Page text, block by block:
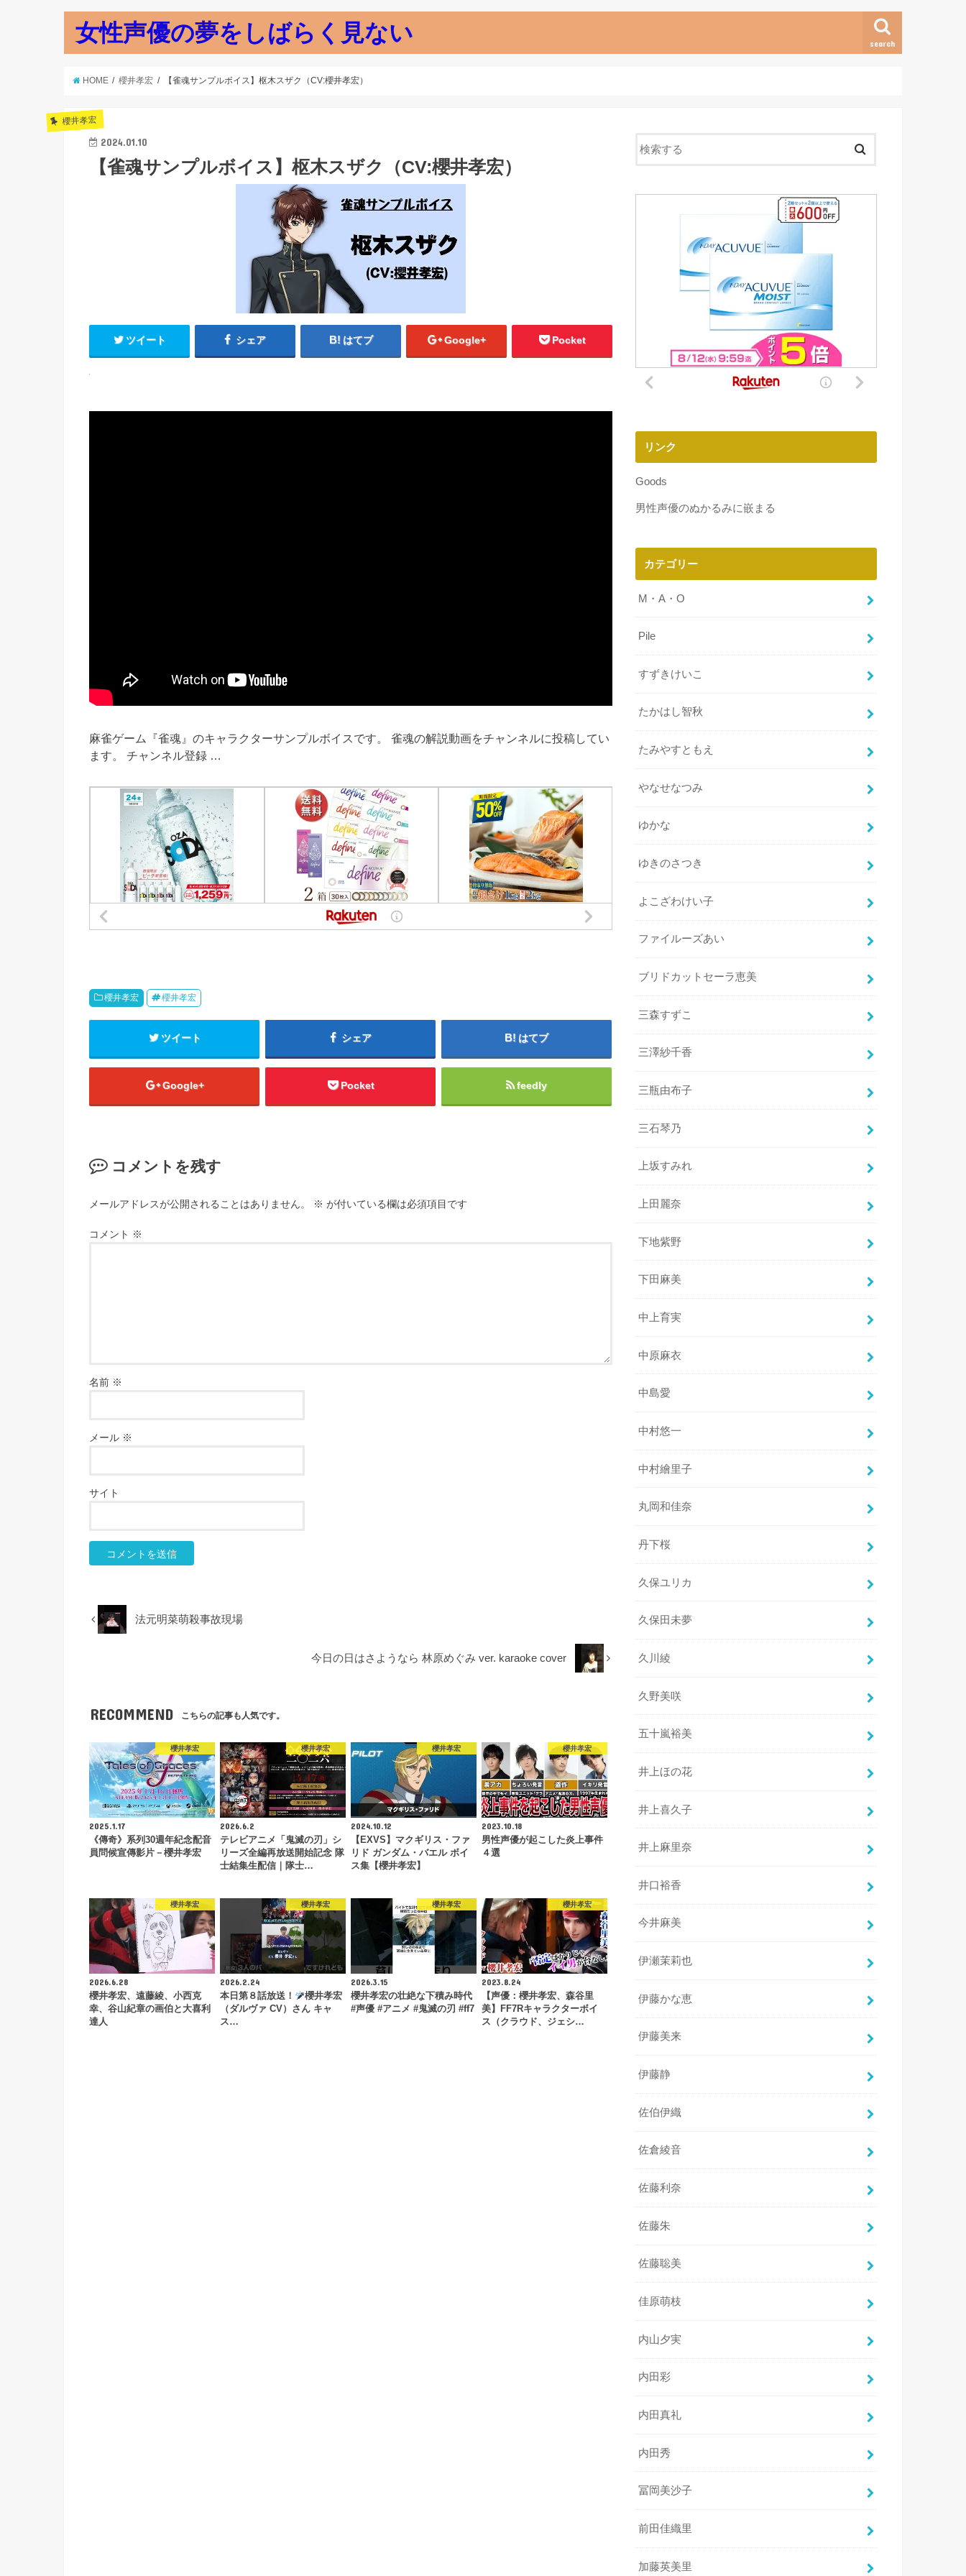
女性声優の夢をしばらく見ない search
HOME 櫻井孝宏 【雀魂サンプルボイス】枢木スザク（CV:櫻井孝宏）
櫻井孝宏
2024.01.10
【雀魂サンプルボイス】枢木スザク（CV:櫻井孝宏）
ツイート シェア はてブ Google+ Pocket
麻雀ゲーム『雀魂』のキャラクターサンプルボイスです。 雀魂の解説動画をチャンネルに投稿してい
ます。 チャンネル登録 …
櫻井孝宏 櫻井孝宏
ツイート シェア はてブ
Google+ Pocket feedly
コメントを残す
メールアドレスが公開されることはありません。 ※ が付いている欄は必須項目です
コメント ※
名前 ※
メール ※
サイト
法元明菜萌殺事故現場
今日の日はさようなら 林原めぐみ ver. karaoke cover
RECOMMEND こちらの記事も人気です。
櫻井孝宏
2025.1.17
《傳奇》系列30週年紀念配音
員問候宣傳影片－櫻井孝宏
櫻井孝宏
2026.6.2
テレビアニメ「鬼滅の刃」シ
リーズ全編再放送開始記念 隊
士結集生配信｜隊士…
櫻井孝宏
2024.10.12
【EXVS】マクギリス・ファ
リド ガンダム・バエル ボイ
ス集【櫻井孝宏】
櫻井孝宏
2023.10.18
男性声優が起こした炎上事件
４選
櫻井孝宏
2026.6.28
櫻井孝宏、遠藤綾、小西克
幸、谷山紀章の画伯と大喜利
達人
櫻井孝宏
2026.2.24
本日第８話放送！
櫻井孝宏
（ダルヴァ CV）さん キャ
ス…
櫻井孝宏
2026.3.15
櫻井孝宏の壮絶な下積み時代
#声優 #アニメ #鬼滅の刃 #ff7
櫻井孝宏
2023.8.24
【声優：櫻井孝宏、森谷里
美】FF7Rキャラクターボイ
ス（クラウド、ジェシ…
リンク
Goods
男性声優のぬかるみに嵌まる
カテゴリー
M・A・O
Pile
すずきけいこ
たかはし智秋
たみやすともえ
やなせなつみ
ゆかな
ゆきのさつき
よこざわけい子
ファイルーズあい
ブリドカットセーラ恵美
三森すずこ
三澤紗千香
三瓶由布子
三石琴乃
上坂すみれ
上田麗奈
下地紫野
下田麻美
中上育実
中原麻衣
中島愛
中村悠一
中村繪里子
丸岡和佳奈
丹下桜
久保ユリカ
久保田未夢
久川綾
久野美咲
五十嵐裕美
井上ほの花
井上喜久子
井上麻里奈
井口裕香
今井麻美
伊瀬茉莉也
伊藤かな恵
伊藤美来
伊藤静
佐伯伊織
佐倉綾音
佐藤利奈
佐藤朱
佐藤聡美
佳原萌枝
内山夕実
内田彩
内田真礼
内田秀
冨岡美沙子
前田佳織里
加藤英美里